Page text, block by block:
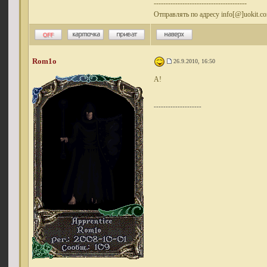
---------------------------------------
Отправлять по адресу
Rom1o 26.9.2010, 16:50
А!
--------------------